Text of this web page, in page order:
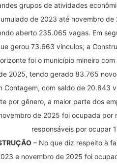
grupos de atividades
de 2023 até novembro
aberto 235.065 vagas. Em
gerou 73.663 vínculos; a
foi o município mineiro
2025, tendo gerado 83.765
Contagem, com saldo de 20.843
por gênero, a maior parte dos
de 2025 foi ocupada
responsáveis por ocupar
– No que diz respeito à
e novembro de 2025 foi